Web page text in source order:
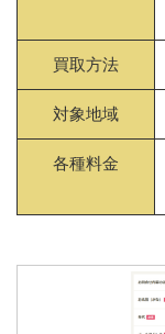
買取方法
対象地域
各種料金